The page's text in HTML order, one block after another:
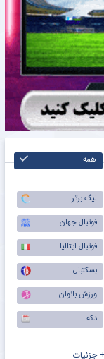
همه
لیگ برتر
فوتبال جهان
فوتبال ایتالیا
بسکتبال
ورزش بانوان
دکه
جزئیات